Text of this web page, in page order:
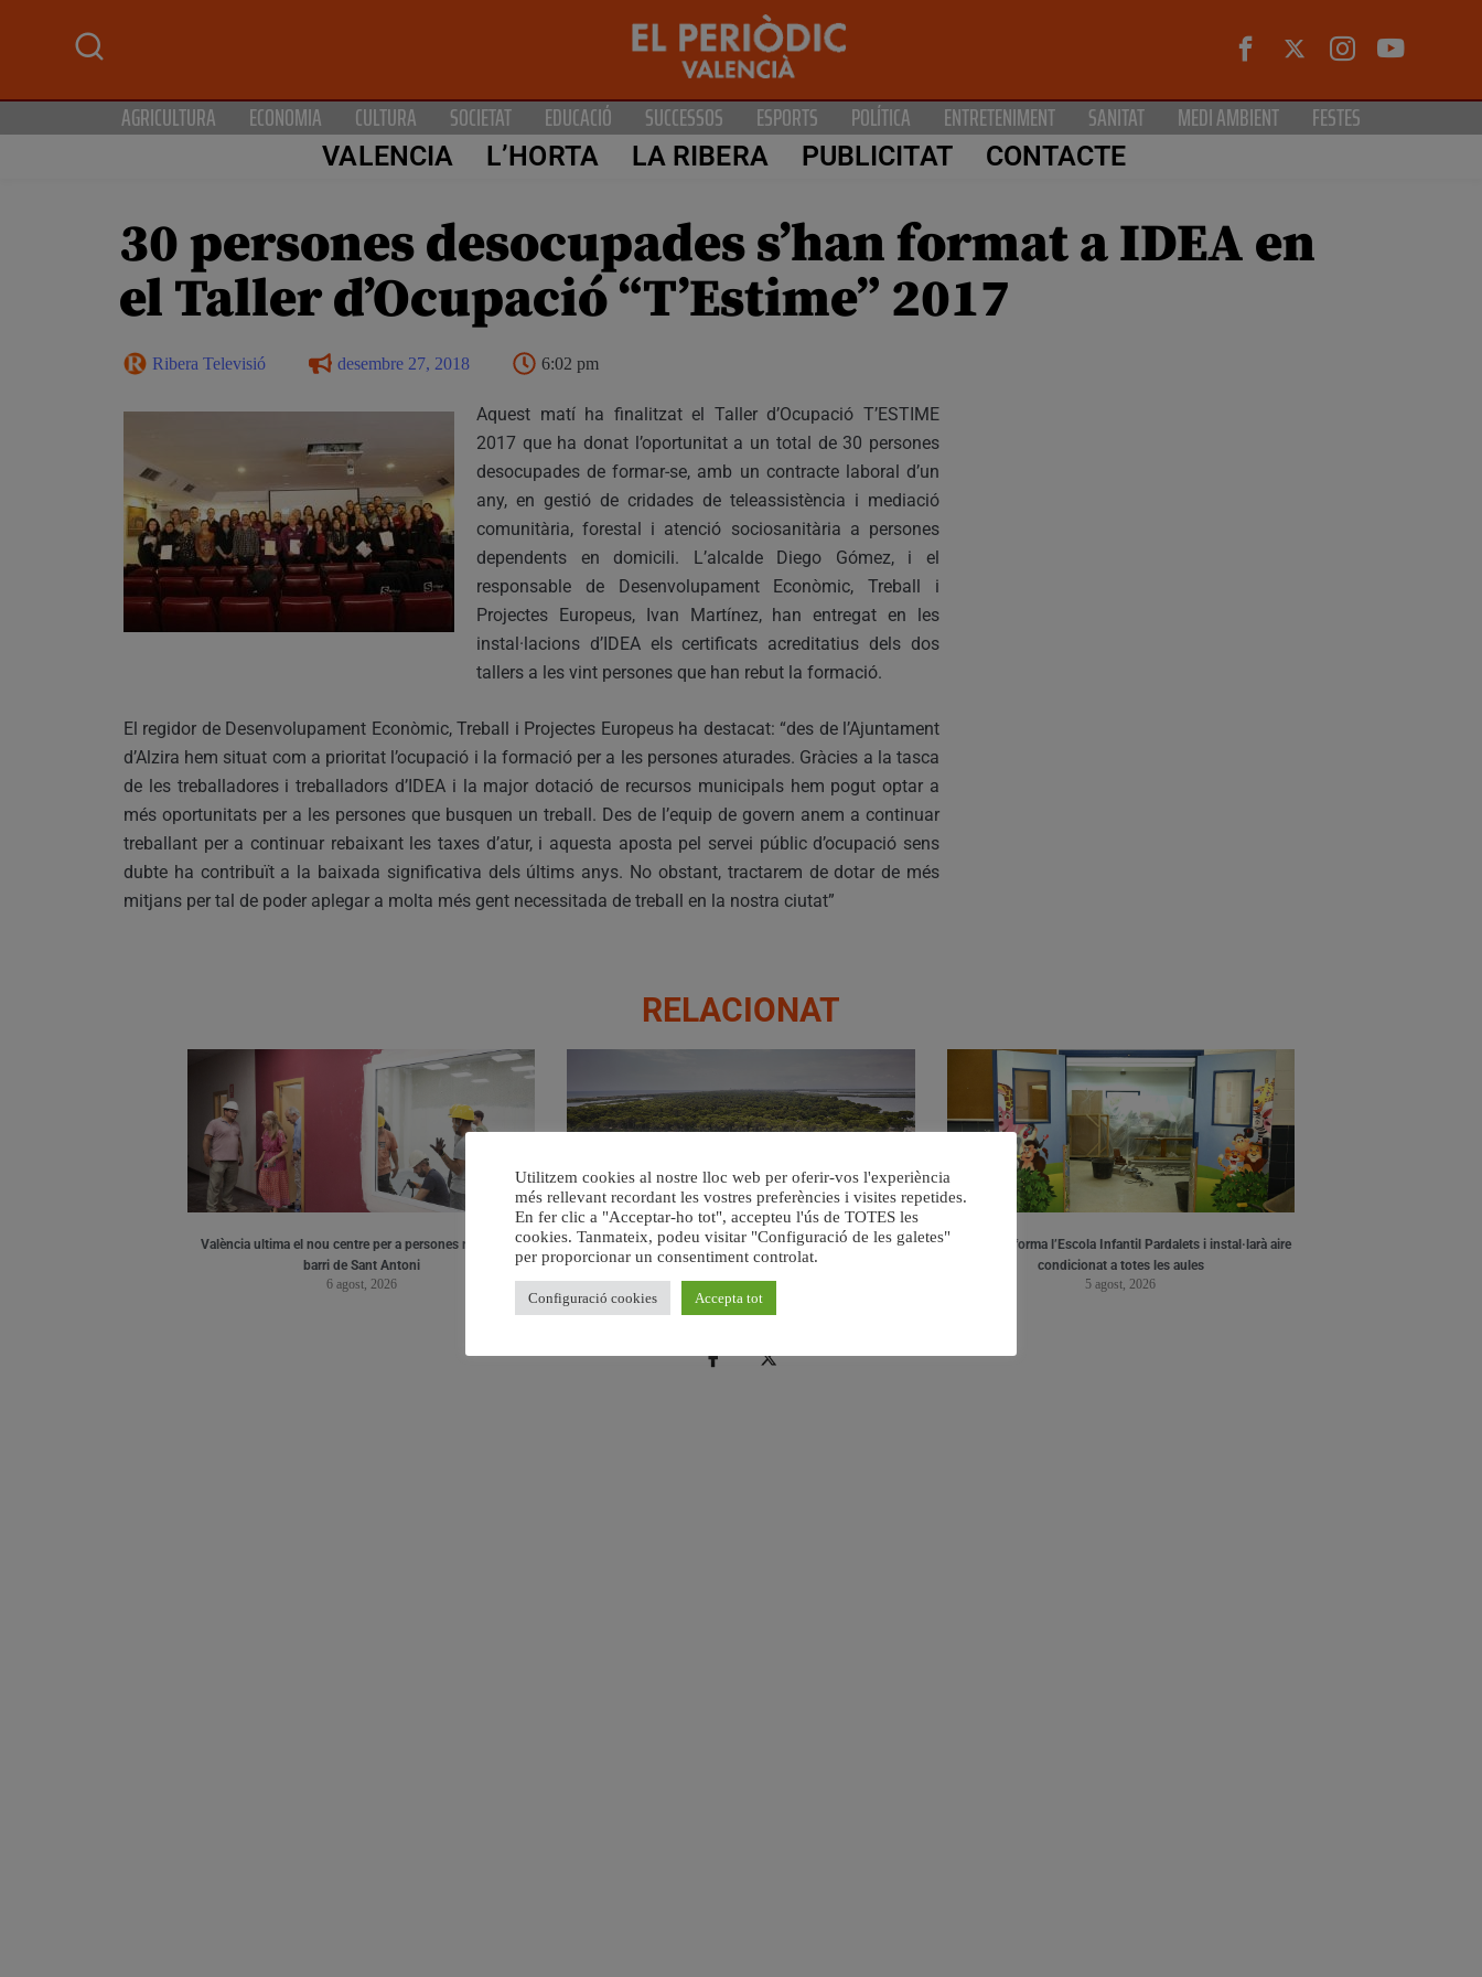
AGRICULTURA ECONOMIA CULTURA SOCIETAT EDUCACIÓ SUCCESSOS ESPORTS POLÍTICA ENTRETENIMENT SANITAT MEDI AMBIENT FESTES
VALENCIA L’HORTA LA RIBERA PUBLICITAT CONTACTE
30 persones desocupades s’han format a IDEA en
el Taller d’Ocupació “T’Estime” 2017
Ribera Televisió desembre 27, 2018 6:02 pm
Aquest matí ha finalitzat el Taller d’Ocupació T’ESTIME
2017 que ha donat l’oportunitat a un total de 30 persones
desocupades de formar-se, amb un contracte laboral d’un
any, en gestió de cridades de teleassistència i mediació
comunitària, forestal i atenció sociosanitària a persones
dependents en domicili. L’alcalde Diego Gómez, i el
responsable de Desenvolupament Econòmic, Treball i
Projectes Europeus, Ivan Martínez, han entregat en les
instal·lacions d’IDEA els certificats acreditatius dels dos
tallers a les vint persones que han rebut la formació.
El regidor de Desenvolupament Econòmic, Treball i Projectes Europeus ha destacat: “des de l’Ajuntament
d’Alzira hem situat com a prioritat l’ocupació i la formació per a les persones aturades. Gràcies a la tasca
de les treballadores i treballadors d’IDEA i la major dotació de recursos municipals hem pogut optar a
més oportunitats per a les persones que busquen un treball. Des de l’equip de govern anem a continuar
treballant per a continuar rebaixant les taxes d’atur, i aquesta aposta pel servei públic d’ocupació sens
dubte ha contribuït a la baixada significativa dels últims anys. No obstant, tractarem de dotar de més
mitjans per tal de poder aplegar a molta més gent necessitada de treball en la nostra ciutat”
RELACIONAT
València ultima el nou centre per a persones majors del
barri de Sant Antoni
6 agost, 2026
València retira prop de 15.000 litres de residus de la
Devesa durant el mes de juliol
6 agost, 2026
València reforma l’Escola Infantil Pardalets i instal·larà aire
condicionat a totes les aules
5 agost, 2026
Utilitzem cookies al nostre lloc web per oferir-vos l'experiència
més rellevant recordant les vostres preferències i visites repetides.
En fer clic a "Acceptar-ho tot", accepteu l'ús de TOTES les
cookies. Tanmateix, podeu visitar "Configuració de les galetes"
per proporcionar un consentiment controlat.
Configuració cookies Accepta tot